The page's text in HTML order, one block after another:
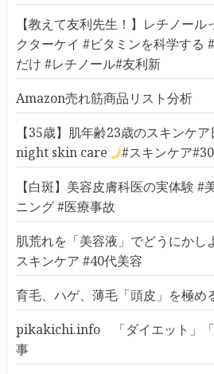
【教えて友利先生！】レチノー
クターケイ #ビタミンを科学する
だけ #レチノール#友利新
Amazon売れ筋商品リスト分析
【35歳】肌年齢23歳のスキンケ
night skin care
#スキンケア
【白斑】美容皮膚科医の実体験 #
ニング #医療事故
肌荒れを「美容液」でどうにかし
スキンケア #40代美容
育毛、ハゲ、薄毛「頭皮」を極め
pikakichi.info 「ダイエット」「
事